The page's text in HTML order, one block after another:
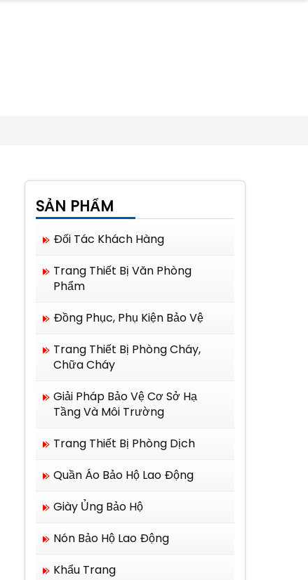
SẢN PHẨM
Đối Tác Khách Hàng
Trang Thiết Bị Văn Phòng
Phẩm
Đồng Phục, Phụ Kiện Bảo Vệ
Trang Thiết Bị Phòng Cháy,
Chữa Cháy
Giải Pháp Bảo Vệ Cơ Sở Hạ
Tầng Và Môi Trường
Trang Thiết Bị Phòng Dịch
Quần Áo Bảo Hộ Lao Động
Giày Ủng Bảo Hộ
Nón Bảo Hộ Lao Động
Khẩu Trang